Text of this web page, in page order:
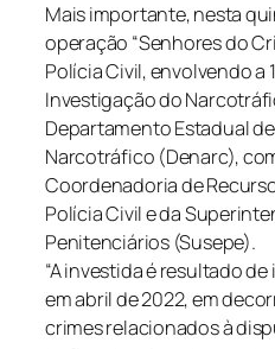
Mais importante, nesta
operação “Senhores do
Polícia Civil, envolvendo a
Investigação do
Departamento Estadual
Narcotráfico (Denarc),
Coordenadoria de
Polícia Civil e da
Penitenciários (Susepe).
“A investida é resultado
em abril de 2022, em
crimes relacionados à